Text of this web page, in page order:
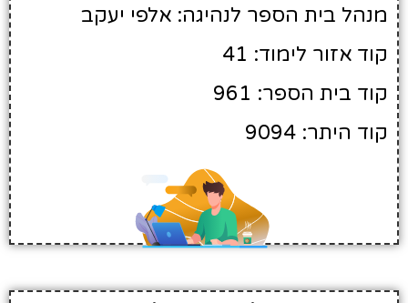
מנהל בית הספר לנהיגה: אלפי יעקב
קוד אזור לימוד: 41
קוד בית הספר: 961
קוד היתר: 9094